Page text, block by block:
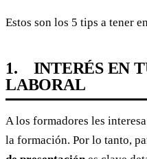
Estos son los 5 tips a tener
1. INTERÉS EN
LABORAL
A los formadores les
la formación. Por lo tanto,